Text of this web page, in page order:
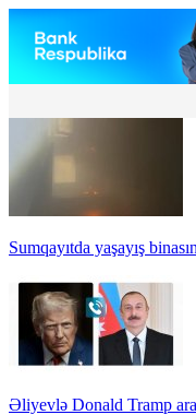
Sumqayıtda yaşayış
Əliyevlə Donald Tramp